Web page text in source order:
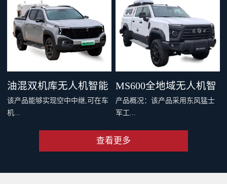
，四机协同最大载重 600 千克。
支持双电和四电两种模式，还可
灵活选择旗舰空吊和 DL200 吊运
系统。支持40公里O4图传，远距
对复杂环境。双PSDK接口，支持
更多负载拓展。Delivery App、大
疆司运、全新大疆运服App，多
千克旗舰级载重，支持两种负载
系统，搭配丰富生态应用，重新
定义专业运载、突破更多场景界
限。智能安全系统与防护性能，
从容应对复杂场最全大候运输。
油混双机库无人机智能
巡检车（面议）
该产品能够实现空中中继,可在车
机...
机自动补能、无人机户外快速部
MS600全地域无人机智
能巡检作业车（面议）
产品概况：该产品采用东风猛士
军工...
集成车载无人机巡检软硬件系
查看更多